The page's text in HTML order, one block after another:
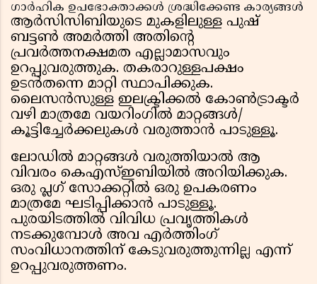
ഗാർഹിക ഉപഭോക്താക്കൾ ശ്രദ്ധിക്കേണ്ട കാര്യങ്ങൾ
ആർസിസിബിയുടെ മുകളിലുള്ള പുഷ്
ബട്ടൺ അമർത്തി അതിന്റെ
പ്രവർത്തനക്ഷമത എല്ലാമാസവും
ഉറപ്പുവരുത്തുക. തകരാറുള്ളപക്ഷം
ഉടൻതന്നെ മാറ്റി സ്ഥാപിക്കുക.
ലൈസൻസുള്ള ഇലക്ട്രിക്കൽ കോൺട്രാക്ടർ
വഴി മാത്രമേ വയറിംഗിൽ മാറ്റങ്ങൾ/
കൂട്ടിച്ചേർക്കലുകൾ വരുത്താൻ പാടുള്ളൂ.
ലോഡിൽ മാറ്റങ്ങൾ വരുത്തിയാൽ ആ
വിവരം കെഎസ്ഇബിയിൽ അറിയിക്കുക.
ഒരു പ്ലഗ് സോക്കറ്റിൽ ഒരു ഉപകരണം
മാത്രമേ ഘടിപ്പിക്കാൻ പാടുള്ളൂ.
പുരയിടത്തിൽ വിവിധ പ്രവൃത്തികൾ
നടക്കുമ്പോൾ അവ എർത്തിംഗ്
സംവിധാനത്തിന് കേടുവരുത്തുന്നില്ല എന്ന്
ഉറപ്പുവരുത്തണം.